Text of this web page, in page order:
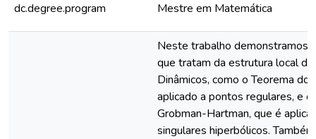
dc.degree.program Mestre em Matemática
Neste trabalho demonstramos
que tratam da estrutura local
Dinâmicos, como o Teorema do
aplicado a pontos regulares, e
Grobman-Hartman, que é
singulares hiperbólicos.